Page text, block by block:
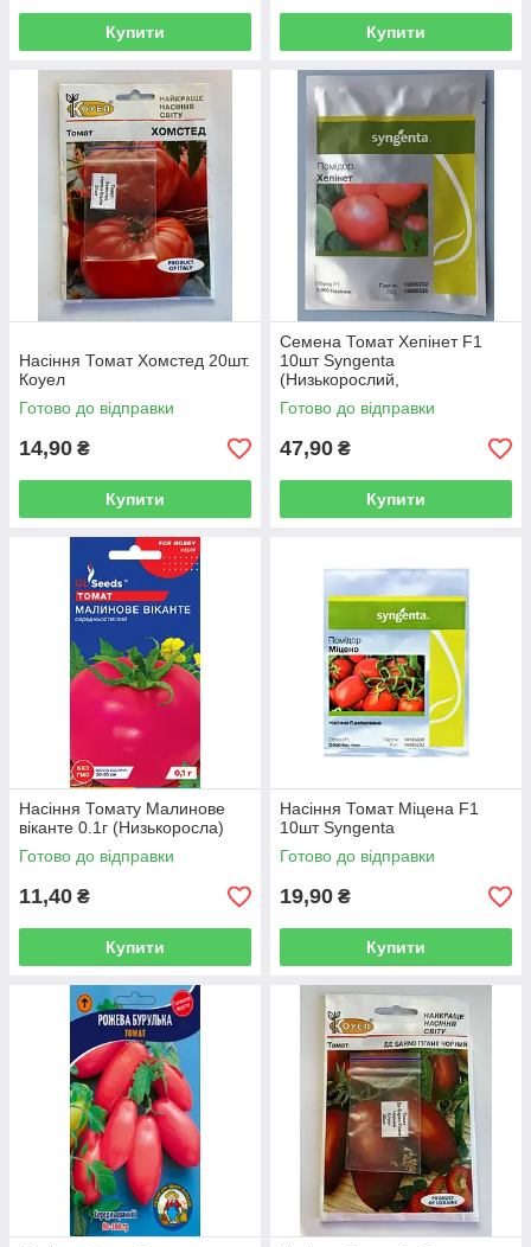
Купити Купити
Насіння Томат Хомстед 20шт.
Коуел
Готово до відправки
14,90 ₴
Купити
Семена Томат Хепінет F1
10шт Syngenta
(Низькорослий,
Крупноплодний)
Готово до відправки
47,90 ₴
Купити
Насіння Томату Малинове
вiканте 0.1г (Низькоросла)
Готово до відправки
11,40 ₴
Купити
Насіння Томат Міцена F1
10шт Syngenta
Готово до відправки
19,90 ₴
Купити